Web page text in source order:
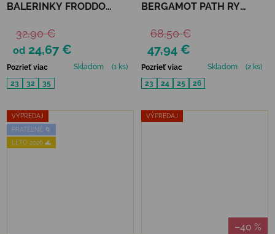
BALERINKY FRODDO
od 24,67 €
32,90 €
Pozrieť viac Skladom
(1 ks)
23
32 35
BERGAMOT PATH RY
47,94 €
68,50 €
Pozrieť viac Skladom
(2 ks)
23
24 25 26
VÝPREDAJ
PRATEĽNÉ 🌀
LETO 2026 🌊
VÝPREDAJ
–40 %